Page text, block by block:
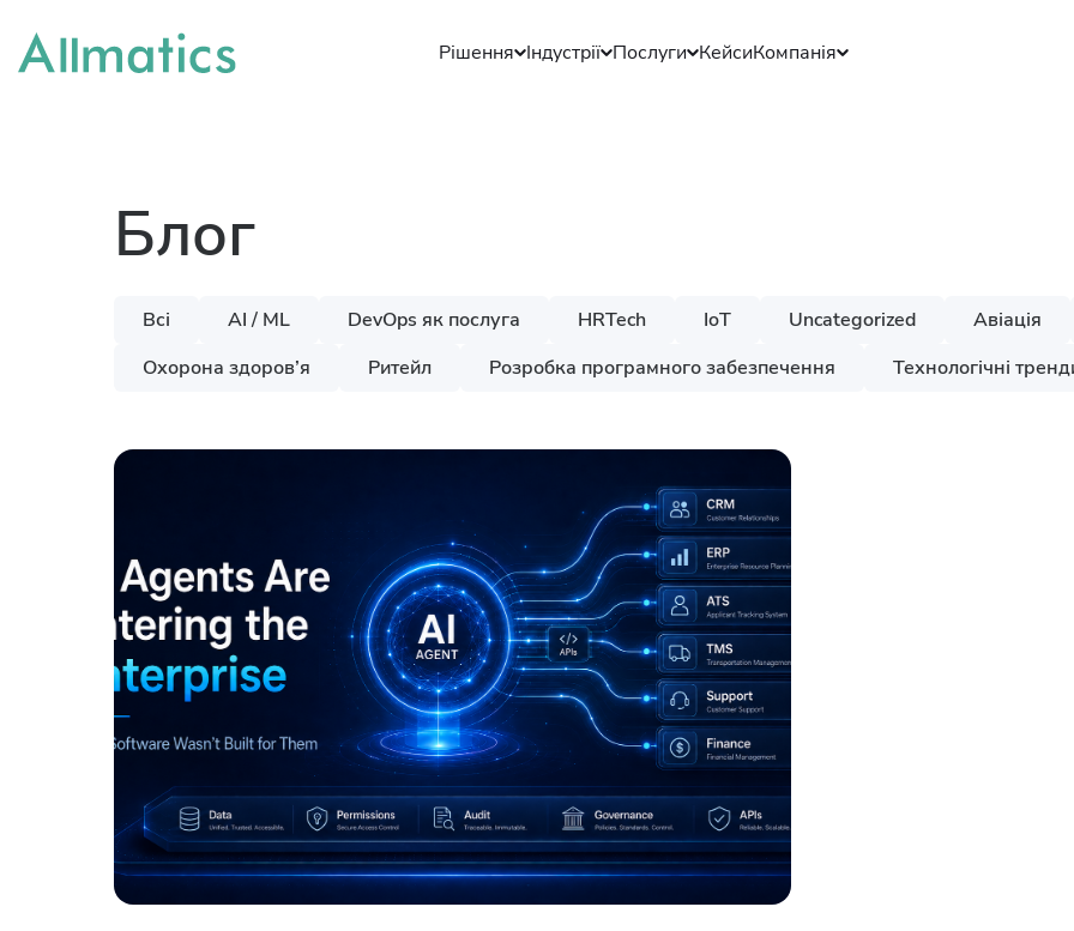
Рішення Індустрії Послуги КейсиКомпанія
Блог
Всі AI / ML DevOps як послуга HRTech IoT Uncategorized Авіація
Охорона здоров’я
Ритейл Розробка програмного забезпечення Технологічні